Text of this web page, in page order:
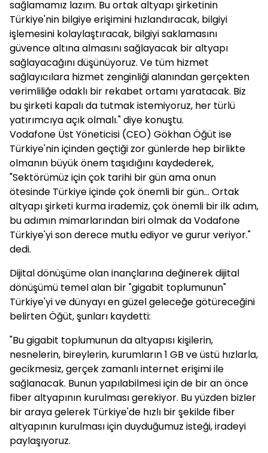
sağlamamız lazım. Bu ortak altyapı şirketinin
Türkiye'nin bilgiye erişimini hızlandıracak, bilgiyi
işlemesini kolaylaştıracak, bilgiyi saklamasını
güvence altına almasını sağlayacak bir altyapı
sağlayacağını düşünüyoruz. Ve tüm hizmet
sağlayıcılara hizmet zenginliği alanından gerçekten
verimliliğe odaklı bir rekabet ortamı yaratacak. Biz
bu şirketi kapalı da tutmak istemiyoruz, her türlü
yatırımcıya açık olmalı." diye konuştu.
Vodafone Üst Yöneticisi (CEO) Gökhan Öğüt ise
Türkiye'nin içinden geçtiği zor günlerde hep birlikte
olmanın büyük önem taşıdığını kaydederek,
"Sektörümüz için çok tarihi bir gün ama onun
ötesinde Türkiye içinde çok önemli bir gün... Ortak
altyapı şirketi kurma irademiz, çok önemli bir ilk adım,
bu adımın mimarlarından biri olmak da Vodafone
Türkiye'yi son derece mutlu ediyor ve gurur veriyor."
dedi.
Dijital dönüşüme olan inançlarına değinerek dijital
dönüşümü temel alan bir "gigabit toplumunun"
Türkiye'yi ve dünyayı en güzel geleceğe götüreceğini
belirten Öğüt, şunları kaydetti:
"Bu gigabit toplumunun da altyapısı kişilerin,
nesnelerin, bireylerin, kurumların 1 GB ve üstü hızlarla,
gecikmesiz, gerçek zamanlı internet erişimi ile
sağlanacak. Bunun yapılabilmesi için de bir an önce
fiber altyapının kurulması gerekiyor. Bu yüzden bizler
bir araya gelerek Türkiye'de hızlı bir şekilde fiber
altyapının kurulması için duyduğumuz isteği, iradeyi
paylaşıyoruz.